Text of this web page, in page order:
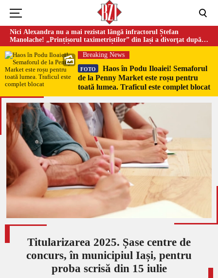
Nici Alexandra nu a mai rezistat lângă infractorul Ștefan
Manolache! „Prințișorul taximetriștilor” din Iași a divorţat după
doi ani de căsnicie
Breaking News
FOTO
Haos în Podu Iloaiei! Semaforul
de la Penny Market este roșu pentru
toată lumea. Traficul este complet blocat
Titularizarea 2025. Șase centre de
concurs, în municipiul Iași, pentru
proba scrisă din 15 iulie